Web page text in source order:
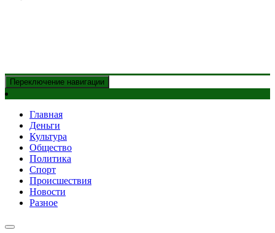
Переключение навигации
Главная
Деньги
Культура
Общество
Политика
Спорт
Происшествия
Новости
Разное